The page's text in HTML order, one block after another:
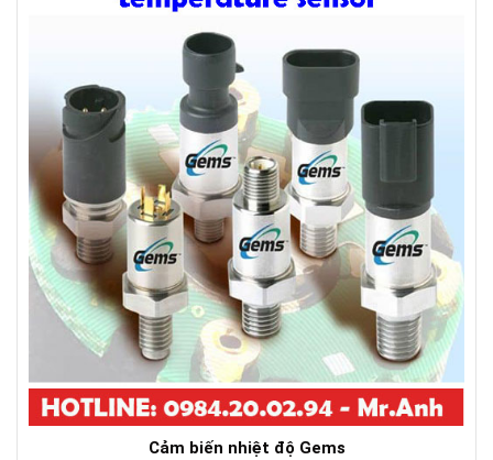
Cảm biến nhiệt độ Gems